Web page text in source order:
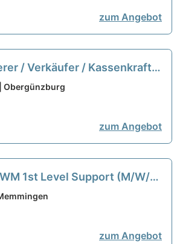
zum Angebot
/ Verkäufer / Kassenkraft
in Vollzeit / Teilzeit - auch
Obergünzburg
zum Angebot
1st Level Support (M/W/D)
zum Angebot